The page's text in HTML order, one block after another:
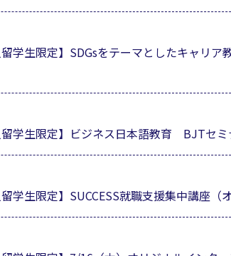
留学生限定】SDGsをテーマとしたキャリ
学生限定】ビジネス日本語教育 BJTセミ
学生限定】SUCCESS就職支援集中講座（